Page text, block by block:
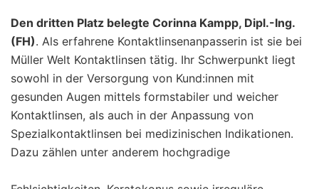
Den dritten Platz belegte Corinna Kampp, Dipl.-Ing.
(FH). Als erfahrene Kontaktlinsenanpasserin ist sie bei
Müller Welt Kontaktlinsen tätig. Ihr Schwerpunkt liegt
sowohl in der Versorgung von Kund:innen mit
gesunden Augen mittels formstabiler und weicher
Kontaktlinsen, als auch in der Anpassung von
Spezialkontaktlinsen bei medizinischen Indikationen.
Dazu zählen unter anderem hochgradige